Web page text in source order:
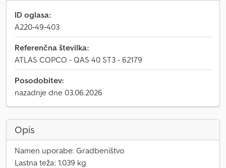
ID oglasa:
A220-49-403
Referenčna številka:
ATLAS COPCO - QAS 40 ST3 - 62179
Posodobitev:
nazadnje dne 03.06.2026
Opis
Namen uporabe: Gradbeništvo
Lastna teža: 1.039 kg